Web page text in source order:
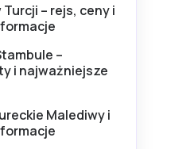
– rejs, ceny i
–
i najważniejsze
Malediwy i